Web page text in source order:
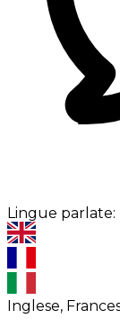
Lingue parlate:
Inglese,